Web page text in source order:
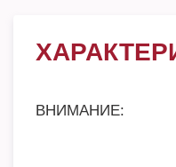
ВНИМАНИЕ: